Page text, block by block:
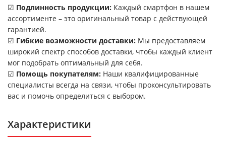
☑ Подлинность продукции: Каждый смартфон в нашем
ассортименте – это оригинальный товар с действующей
гарантией.
☑ Гибкие возможности доставки: Мы предоставляем
широкий спектр способов доставки, чтобы каждый клиент
мог подобрать оптимальный для себя.
☑ Помощь покупателям: Наши квалифицированные
специалисты всегда на связи, чтобы проконсультировать
вас и помочь определиться с выбором.
Характеристики